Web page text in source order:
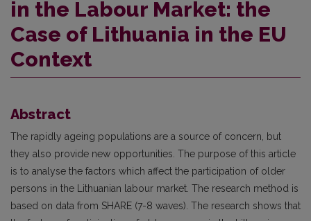
in the Labour Market: the
Case of Lithuania in the EU
Context
Abstract
The rapidly ageing populations are a source of concern, but
they also provide new opportunities. The purpose of this article
is to analyse the factors which affect the participation of older
persons in the Lithuanian labour market. The research method is
based on data from SHARE (7-8 waves). The research shows that